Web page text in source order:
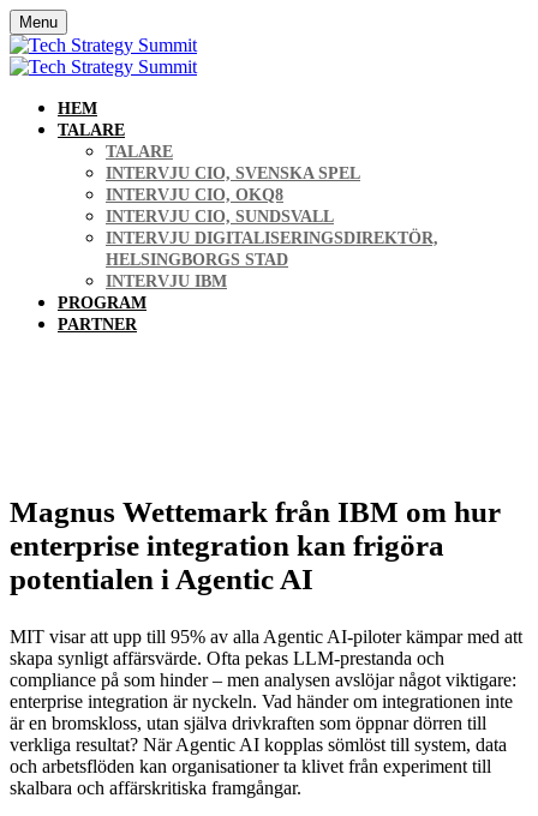
Menu
HEM
TALARE
TALARE
INTERVJU CIO, SVENSKA SPEL
INTERVJU CIO, OKQ8
INTERVJU CIO, SUNDSVALL
INTERVJU DIGITALISERINGSDIREKTÖR,
HELSINGBORGS STAD
INTERVJU IBM
PROGRAM
PARTNER
Magnus Wettemark från IBM om hur
enterprise integration kan frigöra
potentialen i Agentic AI
MIT visar att upp till 95% av alla Agentic AI-piloter kämpar med att
skapa synligt affärsvärde. Ofta pekas LLM-prestanda och
compliance på som hinder – men analysen avslöjar något viktigare:
enterprise integration är nyckeln. Vad händer om integrationen inte
är en bromskloss, utan själva drivkraften som öppnar dörren till
verkliga resultat? När Agentic AI kopplas sömlöst till system, data
och arbetsflöden kan organisationer ta klivet från experiment till
skalbara och affärskritiska framgångar.